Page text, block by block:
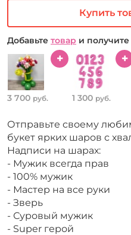
Купить
Добавьте товар и
3 700 руб. 1 300 руб.
Отправьте своему
букет ярких шаров с
Надписи на шарах:
- Мужик всегда прав
- 100% мужик
- Мастер на все руки
- Зверь
- Суровый мужик
- Super герой